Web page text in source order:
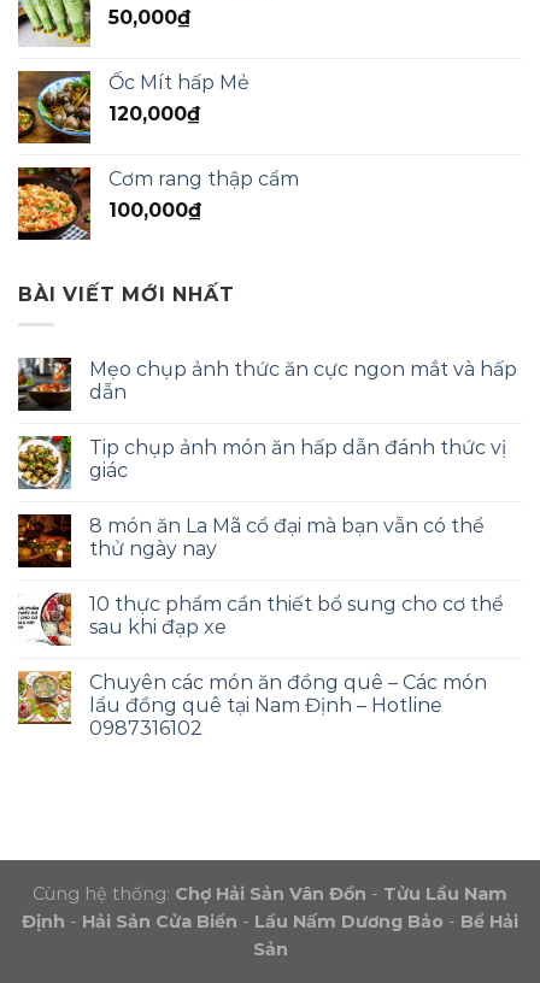
50,000₫
Ốc Mít hấp Mẻ
120,000₫
Cơm rang thập cẩm
100,000₫
BÀI VIẾT MỚI NHẤT
Mẹo chụp ảnh thức ăn cực ngon mắt và hấp
dẫn
Tip chụp ảnh món ăn hấp dẫn đánh thức vị
giác
8 món ăn La Mã cổ đại mà bạn vẫn có thể
thử ngày nay
10 thực phẩm cần thiết bổ sung cho cơ thể
sau khi đạp xe
Chuyên các món ăn đồng quê – Các món
lẩu đồng quê tại Nam Định – Hotline
0987316102
Cùng hệ thống: Chợ Hải Sản Vân Đồn - Tửu Lầu Nam
Định - Hải Sản Cửa Biển - Lẩu Nấm Dương Bảo - Bể Hải
Sản